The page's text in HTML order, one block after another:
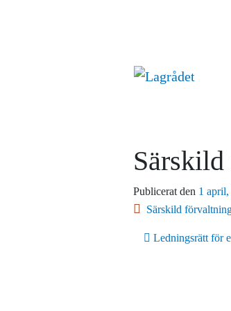
Publicerat den 1
Särskild
Ledningsrätt för